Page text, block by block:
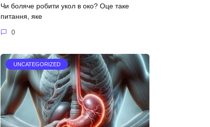
Чи боляче робити укол в око? Оце таке
питання, яке
0
UNCATEGORIZED